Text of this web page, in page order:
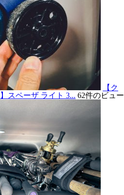
【ク
スペーザ ライト 3... 62件のビュー